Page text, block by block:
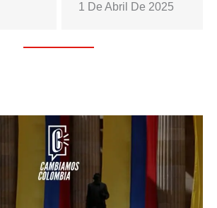
1 De Abril De 2025